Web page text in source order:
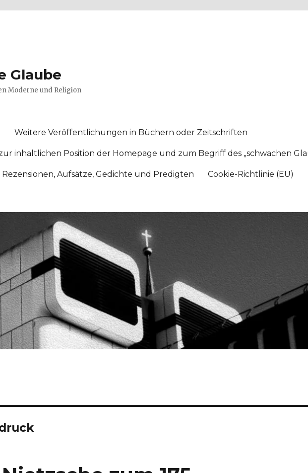
Glaube
Moderne und Religion
Weitere Veröffentlichungen in Büchern oder Zeitschriften
inhaltlichen Position der Homepage und zum Begriff des „schwachen
Aufsätze, Gedichte und Predigten Cookie-Richtlinie (EU)